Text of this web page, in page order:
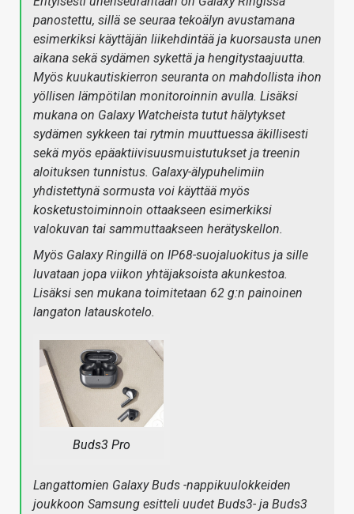
panostettu, sillä se seuraa tekoälyn avustamana
esimerkiksi käyttäjän liikehdintää ja kuorsausta unen
aikana sekä sydämen sykettä ja hengitystaajuutta.
Myös kuukautiskierron seuranta on mahdollista ihon
yöllisen lämpötilan monitoroinnin avulla. Lisäksi
mukana on Galaxy Watcheista tutut hälytykset
sydämen sykkeen tai rytmin muuttuessa äkillisesti
sekä myös epäaktiivisuusmuistutukset ja treenin
aloituksen tunnistus. Galaxy-älypuhelimiin
yhdistettynä sormusta voi käyttää myös
kosketustoiminnoin ottaakseen esimerkiksi
valokuvan tai sammuttaakseen herätyskellon.
Myös Galaxy Ringillä on IP68-suojaluokitus ja sille
luvataan jopa viikon yhtäjaksoista akunkestoa.
Lisäksi sen mukana toimitetaan 62 g:n painoinen
langaton latauskotelo.
Buds3 Pro
Langattomien Galaxy Buds -nappikuulokkeiden
joukkoon Samsung esitteli uudet Buds3- ja Buds3